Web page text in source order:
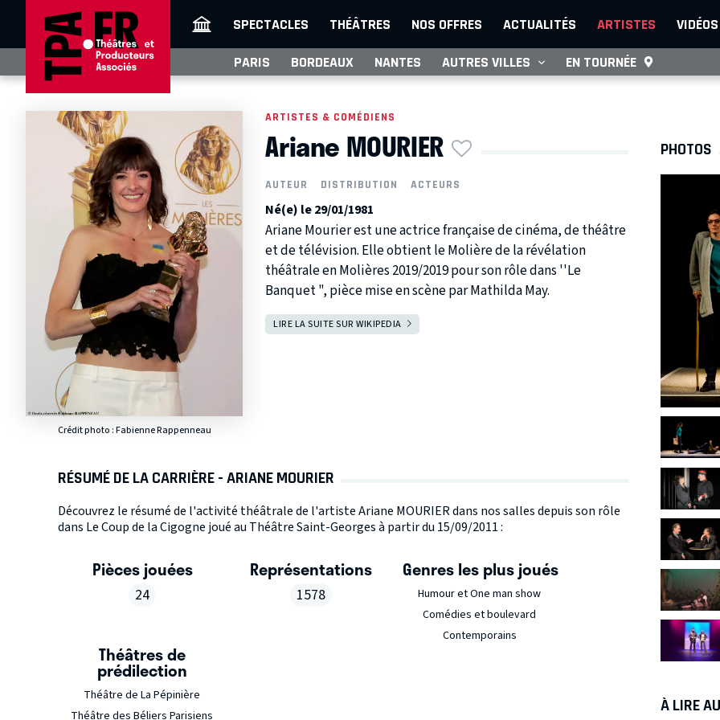
SPECTACLES THÉÂTRES NOS OFFRES ACTUALITÉS ARTISTES VIDÉOS
PARIS BORDEAUX NANTES AUTRES VILLES EN TOURNÉE
Crédit photo : Fabienne Rappenneau
ARTISTES & COMÉDIENS
Ariane MOURIER
AUTEUR DISTRIBUTION ACTEURS
Né(e) le 29/01/1981
Ariane Mourier est une actrice française de cinéma, de théâtre
et de télévision. Elle obtient le Molière de la révélation
théâtrale en Molières 2019/2019 pour son rôle dans ''Le
Banquet ", pièce mise en scène par Mathilda May.
LIRE LA SUITE SUR WIKIPEDIA
RÉSUMÉ DE LA CARRIÈRE - ARIANE MOURIER
Découvrez le résumé de l'activité théâtrale de l'artiste Ariane MOURIER dans nos salles depuis son rôle
dans Le Coup de la Cigogne joué au Théâtre Saint-Georges à partir du 15/09/2011 :
Pièces jouées
24
Représentations
1578
Genres les plus joués
Humour et One man show
Comédies et boulevard
Contemporains
Théâtres de
prédilection
Théâtre de La Pépinière
Théâtre des Béliers Parisiens
PHOTOS
À LIRE